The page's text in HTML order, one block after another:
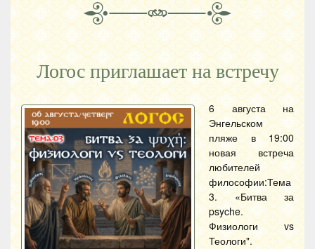
Логос приглашает на встречу
6 августа на
Энгельском
пляже в 19:00
новая встреча
любителей
философии:Тема
3. «Битва за
psyche.
Физиологи vs
Теологи".